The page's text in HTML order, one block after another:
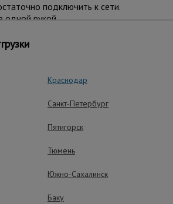
подключить к сети.
одной рукой.
одного прутка занимает около
и запас масла.
безопасность и удобство в
– эффективная
Краснодар
Санкт-Петербург
Пятигорск
Тюмень
Южно-Сахалинск
Баку